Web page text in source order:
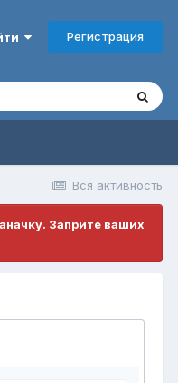
Регистрация
Вся активность
Заприте ваших